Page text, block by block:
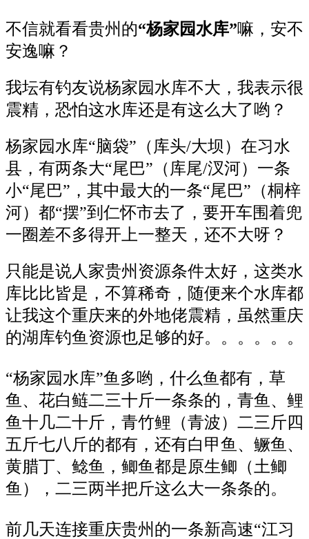
不信就看看贵州的“杨家园水库”嘛，安不
安逸嘛？
我坛有钓友说杨家园水库不大，我表示很
震精，恐怕这水库还是有这么大了哟？
杨家园水库“脑袋”（库头/大坝）在习水
县，有两条大“尾巴”（库尾/汊河）一条
小“尾巴”，其中最大的一条“尾巴”（桐梓
河）都“摆”到仁怀市去了，要开车围着兜
一圈差不多得开上一整天，还不大呀？
只能是说人家贵州资源条件太好，这类水
库比比皆是，不算稀奇，随便来个水库都
让我这个重庆来的外地佬震精，虽然重庆
的湖库钓鱼资源也足够的好。。。。。。
“杨家园水库”鱼多哟，什么鱼都有，草
鱼、花白鲢二三十斤一条条的，青鱼、鲤
鱼十几二十斤，青竹鲤（青波）二三斤四
五斤七八斤的都有，还有白甲鱼、鳜鱼、
黄腊丁、鲶鱼，鲫鱼都是原生鲫（土鲫
鱼），二三两半把斤这么大一条条的。
前几天连接重庆贵州的一条新高速“江习